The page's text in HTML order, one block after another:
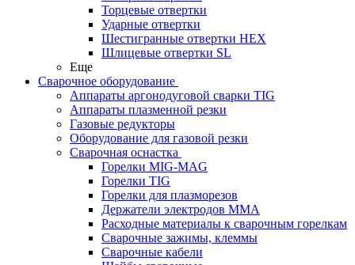
Торцевые отвертки
Ударные отвертки
Шестигранные отвертки HEX
Шлицевые отвертки SL
Еще
Сварочное оборудование
Аппараты аргонодуговой сварки TIG
Аппараты плазменной резки
Газовые редукторы
Оборудование для газовой резки
Сварочная оснастка
Горелки MIG-MAG
Горелки TIG
Горелки для плазморезов
Держатели электродов ММА
Расходные материалы к сварочным горелкам
Сварочные зажимы, клеммы
Сварочные кабели